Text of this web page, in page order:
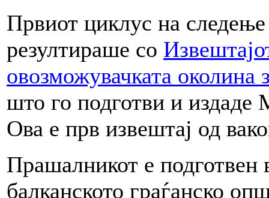
Првиот циклус на
резултираше со
овозможувачката околина
што го подготви и
Ова е прв извештај од
Прашалникот е подготвен
балканското граѓанско